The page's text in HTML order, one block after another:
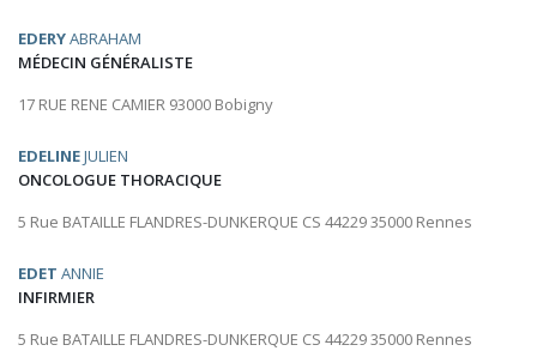
EDERYABRAHAM
MÉDECIN GÉNÉRALISTE
17 RUE RENE CAMIER 93000 Bobigny
EDELINEJULIEN
ONCOLOGUE THORACIQUE
5 Rue BATAILLE FLANDRES-DUNKERQUE CS 44229 35000 Rennes
EDET ANNIE
INFIRMIER
5 Rue BATAILLE FLANDRES-DUNKERQUE CS 44229 35000 Rennes